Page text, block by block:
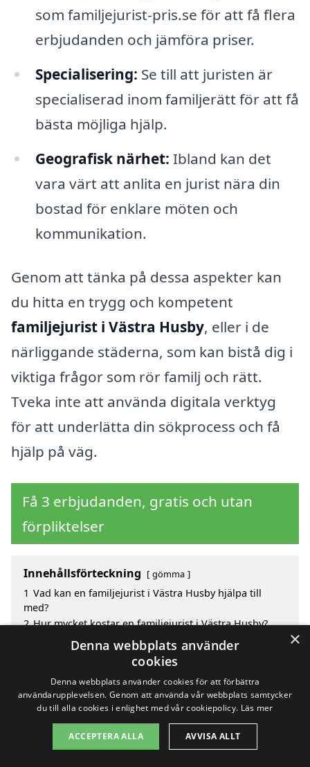
som familjejurist-pris.se för att få flera
erbjudanden och jämföra priser.
Specialisering: Se till att juristen är
specialiserad inom familjerätt för att få
bästa möjliga hjälp.
Geografisk närhet: Ibland kan det
vara värt att anlita en jurist nära din
bostad för enklare möten och
kommunikation.
Genom att tänka på dessa aspekter kan
du hitta en trygg och kompetent
familjejurist i Västra Husby, eller i de
närliggande städerna, som kan bistå dig i
viktiga frågor som rör familj och rätt.
Tveka inte att använda digitala verktyg
för att underlätta din sökprocess och få
hjälp på väg.
Få 3 erbjudanden, gratis och utan
förpliktelser
Innehållsförteckning gömma
1 Vad kan en familjejurist i Västra Husby hjälpa till
med?
2 Hur mycket kostar en familjejurist i Västra Husby?
Fördelar med att välja familjejurist i Västra Husby
Sök efter en skicklig familjejurist i Västra Husby och
de omgivande städerna
Copyright 2026 - Pilanto Aps
Om / kontakt Blogg Webbplatskarta Villkor
×
Denna webbplats använder
cookies
Denna webbplats använder cookies för att förbättra
användarupplevelsen. Genom att använda vår webbplats samtycker
du till alla cookies i enlighet med vår cookiepolicy. Läs mer
ACCEPTERA ALLA AVVISA ALLT